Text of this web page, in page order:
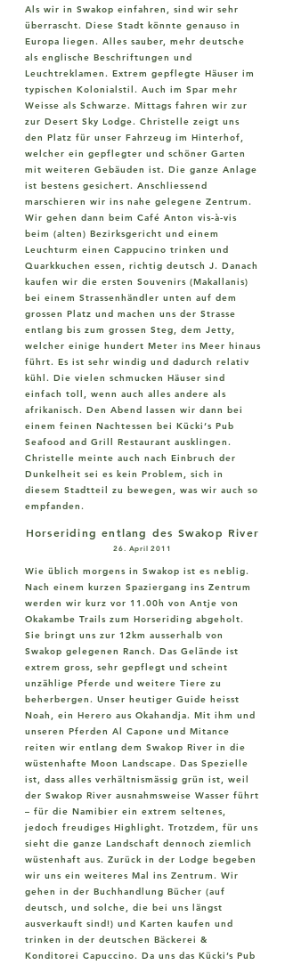
Als wir in Swakop einfahren, sind wir sehr
überrascht. Diese Stadt könnte genauso in
Europa liegen. Alles sauber, mehr deutsche
als englische Beschriftungen und
Leuchtreklamen. Extrem gepflegte Häuser im
typischen Kolonialstil. Auch im Spar mehr
Weisse als Schwarze. Mittags fahren wir zur
zur Desert Sky Lodge. Christelle zeigt uns
den Platz für unser Fahrzeug im Hinterhof,
welcher ein gepflegter und schöner Garten
mit weiteren Gebäuden ist. Die ganze Anlage
ist bestens gesichert. Anschliessend
marschieren wir ins nahe gelegene Zentrum.
Wir gehen dann beim Café Anton vis-à-vis
beim (alten) Bezirksgericht und einem
Leuchturm einen Cappucino trinken und
Quarkkuchen essen, richtig deutsch J. Danach
kaufen wir die ersten Souvenirs (Makallanis)
bei einem Strassenhändler unten auf dem
grossen Platz und machen uns der Strasse
entlang bis zum grossen Steg, dem Jetty,
welcher einige hundert Meter ins Meer hinaus
führt. Es ist sehr windig und dadurch relativ
kühl. Die vielen schmucken Häuser sind
einfach toll, wenn auch alles andere als
afrikanisch. Den Abend lassen wir dann bei
einem feinen Nachtessen bei Kücki‘s Pub
Seafood and Grill Restaurant ausklingen.
Christelle meinte auch nach Einbruch der
Dunkelheit sei es kein Problem, sich in
diesem Stadtteil zu bewegen, was wir auch so
empfanden.
Horseriding entlang des Swakop River
26. April 2011
Wie üblich morgens in Swakop ist es neblig.
Nach einem kurzen Spaziergang ins Zentrum
werden wir kurz vor 11.00h von Antje von
Okakambe Trails zum Horseriding abgeholt.
Sie bringt uns zur 12km ausserhalb von
Swakop gelegenen Ranch. Das Gelände ist
extrem gross, sehr gepflegt und scheint
unzählige Pferde und weitere Tiere zu
beherbergen. Unser heutiger Guide heisst
Noah, ein Herero aus Okahandja. Mit ihm und
unseren Pferden Al Capone und Mitance
reiten wir entlang dem Swakop River in die
wüstenhafte Moon Landscape. Das Spezielle
ist, dass alles verhältnismässig grün ist, weil
der Swakop River ausnahmsweise Wasser führt
– für die Namibier ein extrem seltenes,
jedoch freudiges Highlight. Trotzdem, für uns
sieht die ganze Landschaft dennoch ziemlich
wüstenhaft aus. Zurück in der Lodge begeben
wir uns ein weiteres Mal ins Zentrum. Wir
gehen in der Buchhandlung Bücher (auf
deutsch, und solche, die bei uns längst
ausverkauft sind!) und Karten kaufen und
trinken in der deutschen Bäckerei &
Konditorei Capuccino. Da uns das Kücki’s Pub